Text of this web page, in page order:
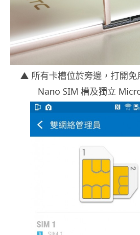
▲ 所有卡槽位於旁邊，打開免
Nano SIM 槽及獨立